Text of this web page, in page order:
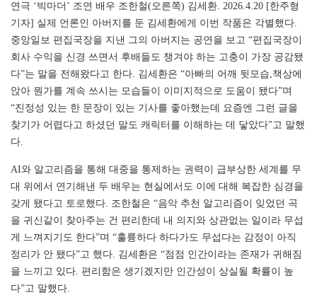
연극 ‘빅마더’ 조연 배우 조한철(오른쪽) 김세환. 2026.4.20 [한주형
기자] 실제 언론인 아버지를 둔 김세환에게 이번 작품은 각별했다.
중앙일보 편집국장을 지낸 그의 아버지는 공연을 보고 “편집국장이
회사 수익을 신경 쓰면서 후배들도 챙겨야 하는 고충이 가장 공감됐
다”는 말을 전해왔다고 한다. 김세환은 “아빠의 어깨 뒷모습,책상에
앉아 뭔가를 계속 쓰시는 모습들이 이미지적으로 도움이 됐다”며
“진정성 있는 한 문장이 있는 기사를 좋아했는데 요즘엔 그런 글을
찾기가 어렵다고 하셨던 말도 캐릭터를 이해하는 데 닿았다”고 말했
다.
AI와 알고리즘을 통해 대중을 통제하는 권력이 급부상한 세계를 무
대 위에서 연기해낸 두 배우는 현실에서도 이에 대해 복잡한 심경을
갖게 됐다고 토로했다. 조한철은 “음악 추천 알고리즘이 잊었던 곡
을 귀신같이 찾아주는 건 편리한데 내 의지와 상관없는 일이라 무섭
게 느껴지기도 한다”며 “훌륭하다 하다가도 무섭다는 감정이 아직
정리가 안 됐다”고 했다. 김세환은 “점점 인간이라는 존재가 귀해짐
을 느끼고 있다. 편리함은 생기겠지만 인간성이 상실될 확률이 높
다”고 말했다.